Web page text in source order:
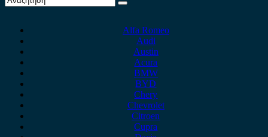
Alfa Romeo
Audi
Austin
Acura
BMW
BYD
Chery
Chevrolet
Citroen
Cupra